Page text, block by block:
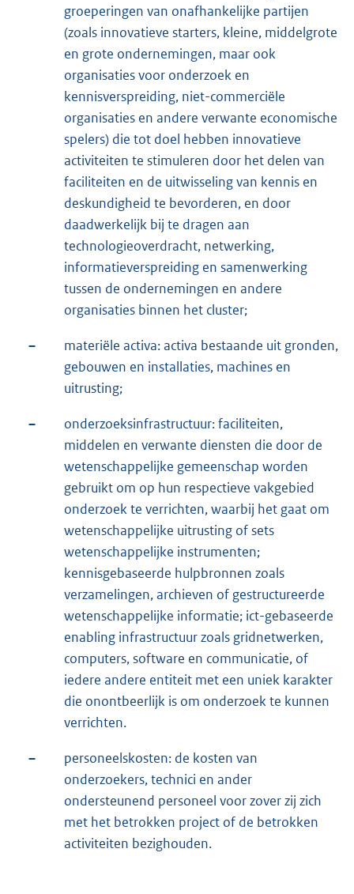
groeperingen van onafhankelijke partijen
(zoals innovatieve starters, kleine, middelgrote
en grote ondernemingen, maar ook
organisaties voor onderzoek en
kennisverspreiding, niet-commerciële
organisaties en andere verwante economische
spelers) die tot doel hebben innovatieve
activiteiten te stimuleren door het delen van
faciliteiten en de uitwisseling van kennis en
deskundigheid te bevorderen, en door
daadwerkelijk bij te dragen aan
technologieoverdracht, netwerking,
informatieverspreiding en samenwerking
tussen de ondernemingen en andere
organisaties binnen het cluster;
–
materiële activa: activa bestaande uit gronden,
gebouwen en installaties, machines en
uitrusting;
–
onderzoeksinfrastructuur: faciliteiten,
middelen en verwante diensten die door de
wetenschappelijke gemeenschap worden
gebruikt om op hun respectieve vakgebied
onderzoek te verrichten, waarbij het gaat om
wetenschappelijke uitrusting of sets
wetenschappelijke instrumenten;
kennisgebaseerde hulpbronnen zoals
verzamelingen, archieven of gestructureerde
wetenschappelijke informatie; ict-gebaseerde
enabling infrastructuur zoals gridnetwerken,
computers, software en communicatie, of
iedere andere entiteit met een uniek karakter
die onontbeerlijk is om onderzoek te kunnen
verrichten.
–
personeelskosten: de kosten van
onderzoekers, technici en ander
ondersteunend personeel voor zover zij zich
met het betrokken project of de betrokken
activiteiten bezighouden.